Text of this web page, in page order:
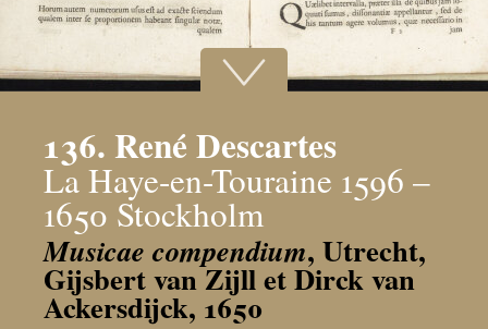
136. René Descartes
La Haye-en-Touraine 1596 –
1650 Stockholm
Musicae compendium, Utrecht,
Gijsbert van Zijll et Dirck van
Ackersdijck, 1650